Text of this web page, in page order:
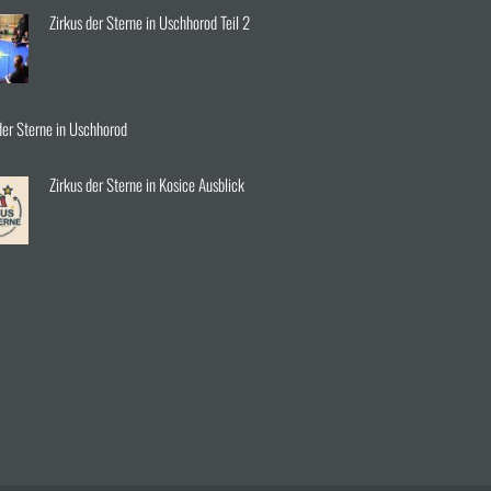
Zirkus der Sterne in Uschhorod Teil 2
Sterne in Uschhorod
Zirkus der Sterne in Kosice Ausblick